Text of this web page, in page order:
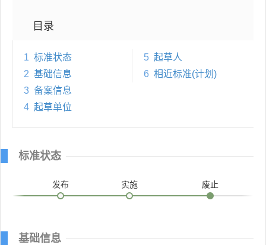
目录
1 标准状态
2 基础信息
3 备案信息
4 起草单位
5 起草人
6 相近标准(计划)
标准状态
发布 实施 废止
基础信息